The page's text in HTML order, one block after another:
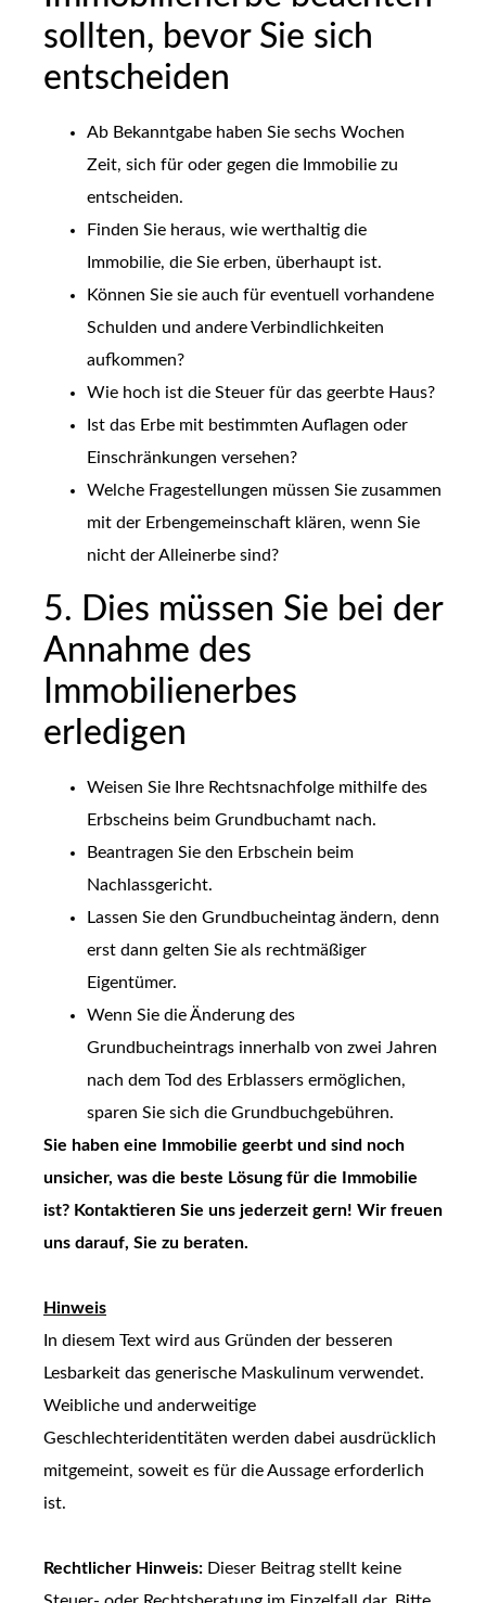
sollten, bevor Sie sich
entscheiden
Ab Bekanntgabe haben Sie sechs Wochen
Zeit, sich für oder gegen die Immobilie zu
entscheiden.
Finden Sie heraus, wie werthaltig die
Immobilie, die Sie erben, überhaupt ist.
Können Sie sie auch für eventuell vorhandene
Schulden und andere Verbindlichkeiten
aufkommen?
Wie hoch ist die Steuer für das geerbte Haus?
Ist das Erbe mit bestimmten Auflagen oder
Einschränkungen versehen?
Welche Fragestellungen müssen Sie zusammen
mit der Erbengemeinschaft klären, wenn Sie
nicht der Alleinerbe sind?
5. Dies müssen Sie bei der
Annahme des
Immobilienerbes
erledigen
Weisen Sie Ihre Rechtsnachfolge mithilfe des
Erbscheins beim Grundbuchamt nach.
Beantragen Sie den Erbschein beim
Nachlassgericht.
Lassen Sie den Grundbucheintag ändern, denn
erst dann gelten Sie als rechtmäßiger
Eigentümer.
Wenn Sie die Änderung des
Grundbucheintrags innerhalb von zwei Jahren
nach dem Tod des Erblassers ermöglichen,
sparen Sie sich die Grundbuchgebühren.
Sie haben eine Immobilie geerbt und sind noch
unsicher, was die beste Lösung für die Immobilie
ist? Kontaktieren Sie uns jederzeit gern! Wir freuen
uns darauf, Sie zu beraten.
Hinweis
In diesem Text wird aus Gründen der besseren
Lesbarkeit das generische Maskulinum verwendet.
Weibliche und anderweitige
Geschlechteridentitäten werden dabei ausdrücklich
mitgemeint, soweit es für die Aussage erforderlich
ist.
Rechtlicher Hinweis: Dieser Beitrag stellt keine